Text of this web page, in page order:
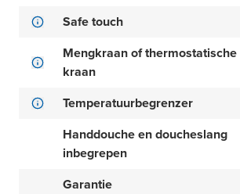
Safe touch
Mengkraan of thermostatische
kraan
Temperatuurbegrenzer
Handdouche en doucheslang
inbegrepen
Garantie